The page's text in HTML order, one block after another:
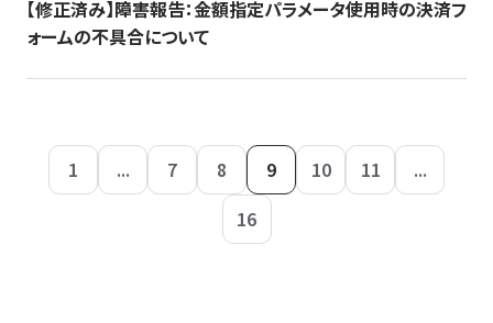
【修正済み】障害報告：金額指定パラメータ使用時の決済フ
ォームの不具合について
1 ... 7 8 9 10 11
...
16